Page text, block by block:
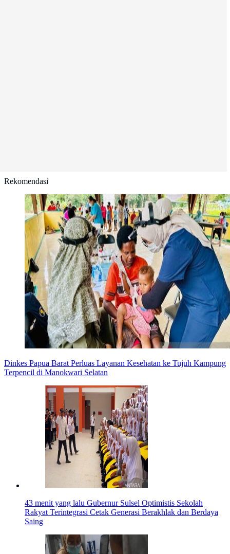
Rekomendasi
Dinkes Papua Barat Perluas Layanan Kesehatan ke Tujuh Kampung
Terpencil di Manokwari Selatan
43 menit yang lalu Gubernur Sulsel Optimistis Sekolah
Rakyat Terintegrasi Cetak Generasi Berakhlak dan Berdaya
Saing